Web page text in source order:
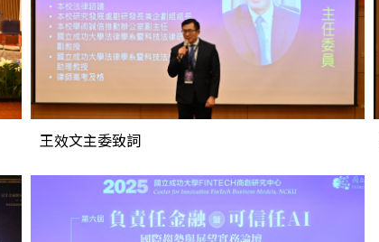
王效文主委致詞